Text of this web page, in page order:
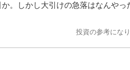
。しかし大引けの急落はなんやっ
投資の参考にな